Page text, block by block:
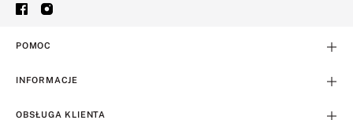
POMOC
INFORMACJE
OBSŁUGA KLIENTA